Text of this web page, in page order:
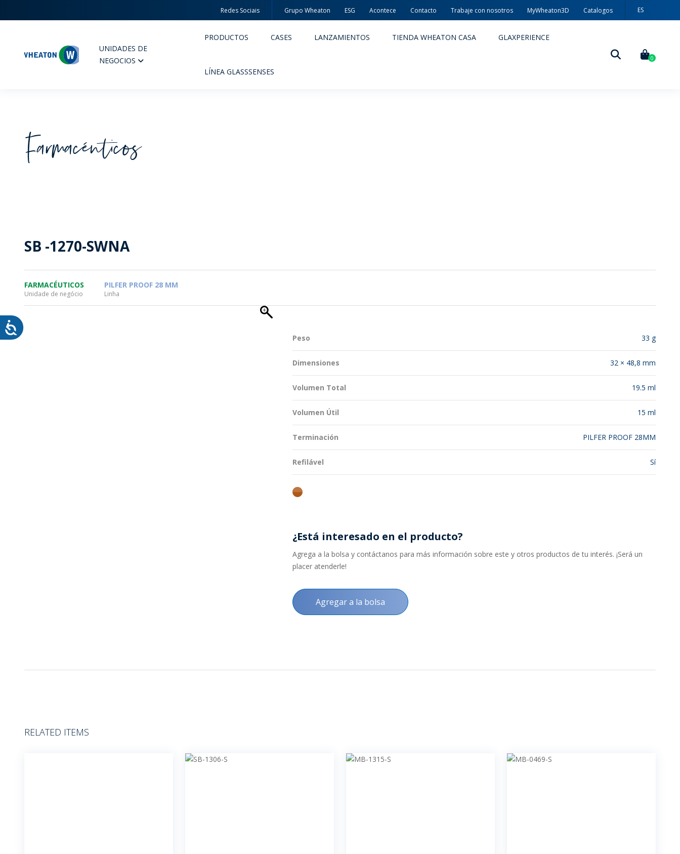
Redes Sociais Grupo Wheaton ESG Acontece Contacto Trabaje con nosotros MyWheaton3D Catalogos
ES
Wheaton
UNIDADES DE
NEGOCIOS
MYWHEATON3D
PRODUCTOS CASES LANZAMIENTOS TIENDA WHEATON CASA GLAXPERIENCE
LÍNEA GLASSSENSES
0
Farmacéuticos
SB -1270-SWNA
FARMACÉUTICOS
Unidade de negócio
PILFER PROOF 28 MM
Linha
Peso 33 g
Dimensiones 32 × 48,8 mm
Volumen Total 19.5 ml
Volumen Útil 15 ml
Terminación PILFER PROOF 28MM
Refilável Sí
ambar
¿Está interesado en el producto?
Agrega a la bolsa y contáctanos para más información sobre este y otros productos de tu interés. ¡Será un
placer atenderle!
Agregar a la bolsa
RELATED ITEMS